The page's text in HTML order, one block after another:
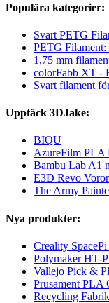
Populära kategorier:
Svart PETG
PETG Filament:
1,75 mm
colorFabb XT -
Svart filament
Upptäck 3DJake:
BIQU
AzureFilm PLA
Bambu Lab A1
E3D Revo
The Army
Nya produkter:
Creality
Polymaker HT-
Vallejo Pick &
Prusament
Recycling